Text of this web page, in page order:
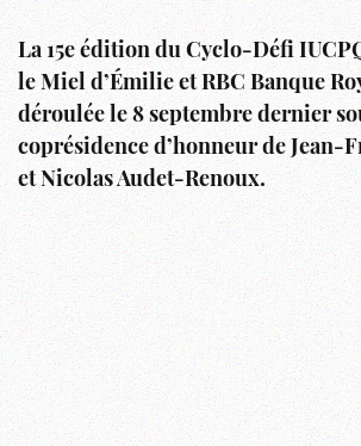
La 15e édition du Cyclo-Défi
le Miel d’Émilie et RBC Banque
déroulée le 8 septembre dernier
coprésidence d’honneur de Jean-
et Nicolas Audet-Renoux.